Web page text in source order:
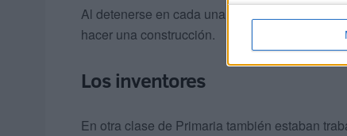
Al detenerse en cada una de estas salas,
hacer una construcción.
Los inventores
En otra clase de Primaria también estaban